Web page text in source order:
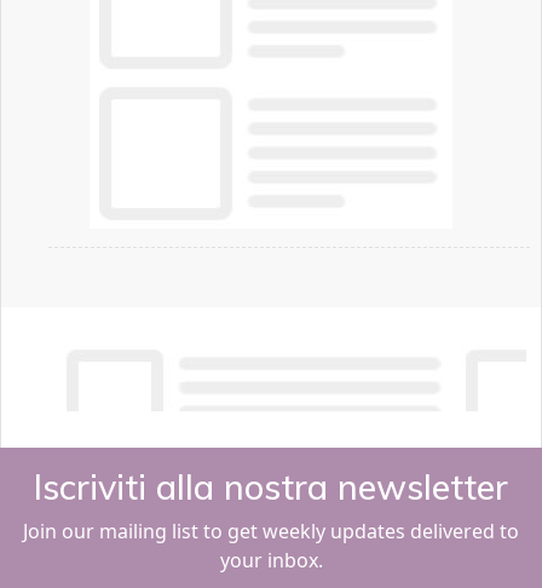
Iscriviti alla nostra newsletter
Join our mailing list to get weekly updates delivered to
your inbox.